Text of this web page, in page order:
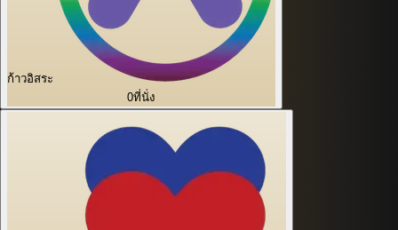
ก้าวอิสระ
0ที่นั่ง